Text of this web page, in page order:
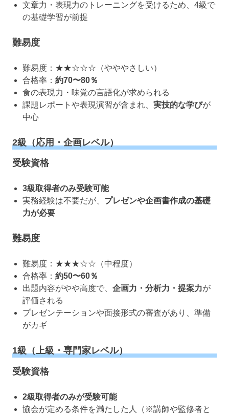
文章力・表現力のトレーニングを受けるため、4級で
の基礎学習が前提
難易度
難易度：★★☆☆☆（やややさしい）
合格率： 約70〜80％
食の表現力・味覚の言語化が求められる
課題レポートや表現演習が含まれ、 実技的な学びが
中心
2級（応用・企画レベル）
受験資格
3級取得者のみ受験可能
実務経験は不要だが、 プレゼンや企画書作成の基礎
力が必要
難易度
難易度：★★★☆☆（中程度）
合格率： 約50〜60％
出題内容がやや高度で、 企画力・分析力・提案力が
評価される
プレゼンテーションや面接形式の審査があり、準備
がカギ
1級（上級・専門家レベル）
受験資格
2級取得者のみが受験可能
協会が定める条件を満たした人（※講師や監修者と